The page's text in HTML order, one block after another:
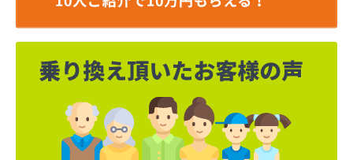
ハタスビルダー株式会社 リボンガス
ひまわり農協 燃料課・プロパンガス
フジオートステーション
フジヨシ商店
フルタ鹿乗店
ます角商店
マルタケ株式会社
マルト尾関商店